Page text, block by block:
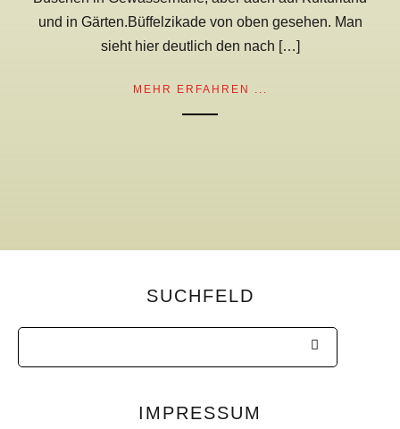
und in Gärten.Büffelzikade von oben gesehen. Man
sieht hier deutlich den nach […]
MEHR ERFAHREN ...
SUCHFELD
IMPRESSUM